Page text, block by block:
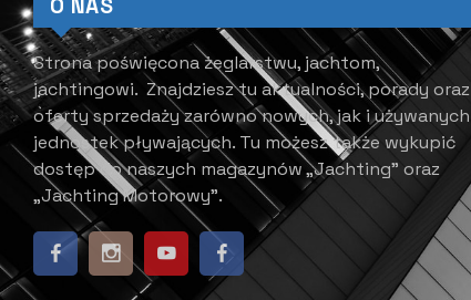
O NAS
Strona poświęcona żeglarstwu, jachtom,
jachtingowi. Znajdziesz tu aktualności, porady oraz
oferty sprzedaży zarówno nowych, jak i używanych
jednostek pływających. ​ Tu możesz także wykupić
dostęp do naszych magazynów „Jachting” oraz
„Jachting Motorowy”.